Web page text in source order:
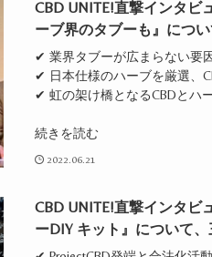
CBD UNITE!直撃インタビ
ーブ界のタブーも』につ
✔ 業界タブーが広まらない要
✔ 日本仕様のハーブを厳選、
✔ 虹の架け橋となるCBDとハ
続きを読む
2022.06.21
CBD UNITE!直撃インタビ
ーDIY キット』について